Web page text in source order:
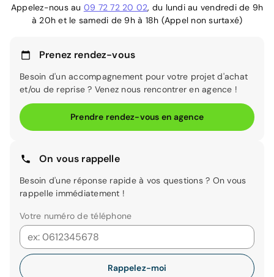
Appelez-nous au 09 72 72 20 02, du lundi au vendredi de 9h
à 20h et le samedi de 9h à 18h (Appel non surtaxé)
Prenez rendez-vous
Besoin d'un accompagnement pour votre projet d'achat
et/ou de reprise ? Venez nous rencontrer en agence !
Prendre rendez-vous en agence
On vous rappelle
Besoin d'une réponse rapide à vos questions ? On vous
rappelle immédiatement !
Votre numéro de téléphone
Rappelez-moi